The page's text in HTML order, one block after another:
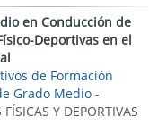
en Conducción de
Deportivas en el
de Formación
Grado Medio -
Y DEPORTIVAS